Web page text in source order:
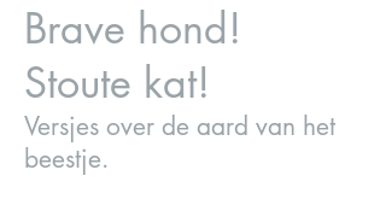
Brave hond!
Stoute kat!
Versjes over de aard van het
beestje.